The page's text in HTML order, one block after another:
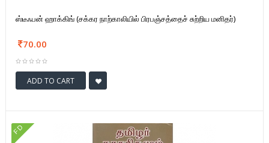
ஸ்டீஃபன் ஹாக்கிங் (சக்கர நாற்காலியில் பிரபஞ்சத்தைச் சுற்றிய மனிதர்)
70.00
ADD TO CART
FD